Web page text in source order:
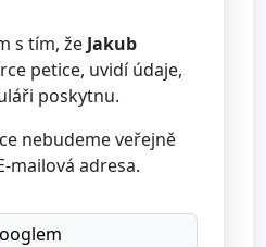
s tím, že Jakub
petice, uvidí údaje,
poskytnu.
nebudeme veřejně
mailová adresa.